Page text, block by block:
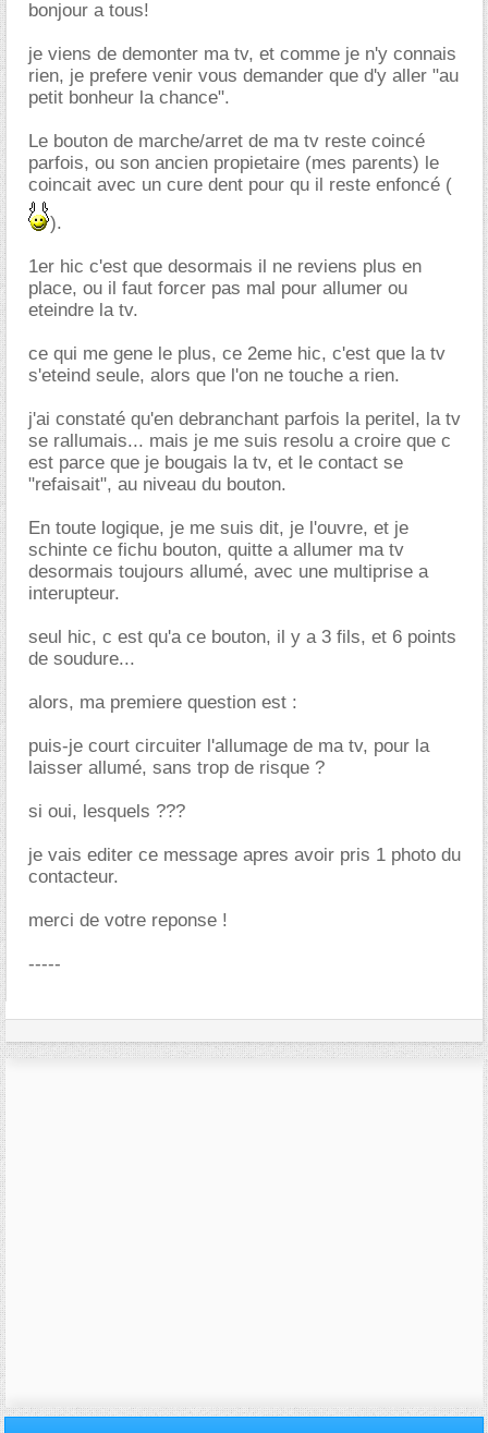
bonjour a tous!
je viens de demonter ma tv, et comme je n'y connais
rien, je prefere venir vous demander que d'y aller "au
petit bonheur la chance".
Le bouton de marche/arret de ma tv reste coincé
parfois, ou son ancien propietaire (mes parents) le
coincait avec un cure dent pour qu il reste enfoncé (
).
1er hic c'est que desormais il ne reviens plus en
place, ou il faut forcer pas mal pour allumer ou
eteindre la tv.
ce qui me gene le plus, ce 2eme hic, c'est que la tv
s'eteind seule, alors que l'on ne touche a rien.
j'ai constaté qu'en debranchant parfois la peritel, la tv
se rallumais... mais je me suis resolu a croire que c
est parce que je bougais la tv, et le contact se
"refaisait", au niveau du bouton.
En toute logique, je me suis dit, je l'ouvre, et je
schinte ce fichu bouton, quitte a allumer ma tv
desormais toujours allumé, avec une multiprise a
interupteur.
seul hic, c est qu'a ce bouton, il y a 3 fils, et 6 points
de soudure...
alors, ma premiere question est :
puis-je court circuiter l'allumage de ma tv, pour la
laisser allumé, sans trop de risque ?
si oui, lesquels ???
je vais editer ce message apres avoir pris 1 photo du
contacteur.
merci de votre reponse !
-----